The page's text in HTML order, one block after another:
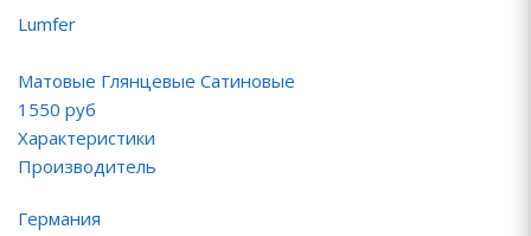
Lumfer
Матовые Глянцевые Сатиновые
1550 руб
Характеристики
Производитель
Германия